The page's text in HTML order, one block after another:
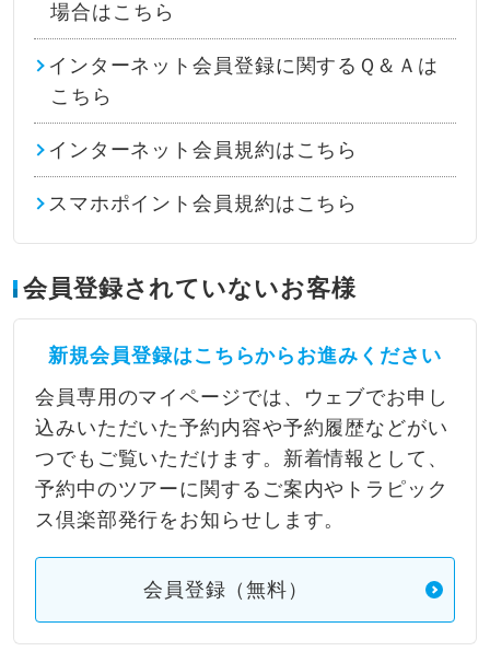
場合はこちら
インターネット会員登録に関するＱ＆Ａは
こちら
インターネット会員規約はこちら
スマホポイント会員規約はこちら
会員登録されていないお客様
新規会員登録はこちらからお進みください
会員専用のマイページでは、ウェブでお申し
込みいただいた予約内容や予約履歴などがい
つでもご覧いただけます。新着情報として、
予約中のツアーに関するご案内やトラピック
ス倶楽部発行をお知らせします。
会員登録（無料）